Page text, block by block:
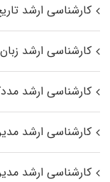
کارشناسی ارشد
کارشناسی ارشد
کارشناسی ارشد
کارشناسی ارشد
کارشناسی ارشد